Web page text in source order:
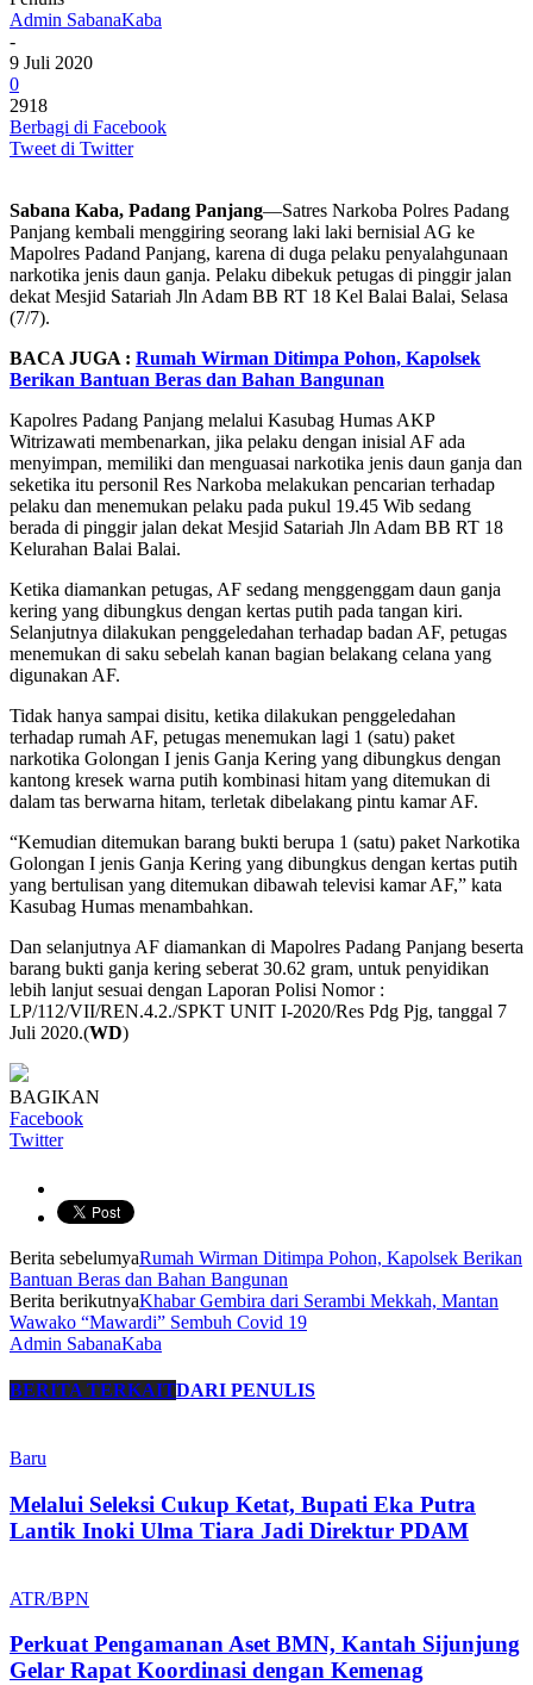
Admin SabanaKaba
-
9 Juli 2020
0
2918
Berbagi di Facebook
Tweet di Twitter
Sabana Kaba, Padang Panjang—Satres Narkoba Polres Padang
Panjang kembali menggiring seorang laki laki bernisial AG ke
Mapolres Padand Panjang, karena di duga pelaku penyalahgunaan
narkotika jenis daun ganja. Pelaku dibekuk petugas di pinggir jalan
dekat Mesjid Satariah Jln Adam BB RT 18 Kel Balai Balai, Selasa
(7/7).
BACA JUGA : Rumah Wirman Ditimpa Pohon, Kapolsek
Berikan Bantuan Beras dan Bahan Bangunan
Kapolres Padang Panjang melalui Kasubag Humas AKP
Witrizawati membenarkan, jika pelaku dengan inisial AF ada
menyimpan, memiliki dan menguasai narkotika jenis daun ganja dan
seketika itu personil Res Narkoba melakukan pencarian terhadap
pelaku dan menemukan pelaku pada pukul 19.45 Wib sedang
berada di pinggir jalan dekat Mesjid Satariah Jln Adam BB RT 18
Kelurahan Balai Balai.
Ketika diamankan petugas, AF sedang menggenggam daun ganja
kering yang dibungkus dengan kertas putih pada tangan kiri.
Selanjutnya dilakukan penggeledahan terhadap badan AF, petugas
menemukan di saku sebelah kanan bagian belakang celana yang
digunakan AF.
Tidak hanya sampai disitu, ketika dilakukan penggeledahan
terhadap rumah AF, petugas menemukan lagi 1 (satu) paket
narkotika Golongan I jenis Ganja Kering yang dibungkus dengan
kantong kresek warna putih kombinasi hitam yang ditemukan di
dalam tas berwarna hitam, terletak dibelakang pintu kamar AF.
“Kemudian ditemukan barang bukti berupa 1 (satu) paket Narkotika
Golongan I jenis Ganja Kering yang dibungkus dengan kertas putih
yang bertulisan yang ditemukan dibawah televisi kamar AF,” kata
Kasubag Humas menambahkan.
Dan selanjutnya AF diamankan di Mapolres Padang Panjang beserta
barang bukti ganja kering seberat 30.62 gram, untuk penyidikan
lebih lanjut sesuai dengan Laporan Polisi Nomor :
LP/112/VII/REN.4.2./SPKT UNIT I-2020/Res Pdg Pjg, tanggal 7
Juli 2020.(WD)
BAGIKAN
Facebook
Twitter
Berita sebelumyaRumah Wirman Ditimpa Pohon, Kapolsek Berikan
Bantuan Beras dan Bahan Bangunan
Berita berikutnyaKhabar Gembira dari Serambi Mekkah, Mantan
Wawako “Mawardi” Sembuh Covid 19
Admin SabanaKaba
BERITA TERKAITDARI PENULIS
Baru
Melalui Seleksi Cukup Ketat, Bupati Eka Putra
Lantik Inoki Ulma Tiara Jadi Direktur PDAM
ATR/BPN
Perkuat Pengamanan Aset BMN, Kantah Sijunjung
Gelar Rapat Koordinasi dengan Kemenag